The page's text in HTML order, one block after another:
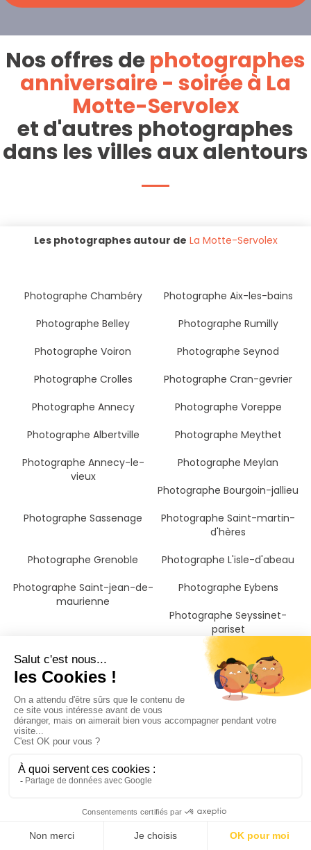
Nos offres dephotographes
anniversaire - soirée à La
Motte-Servolex
et d'autres photographes
dans les villes aux alentours
Les photographes autour de La Motte-Servolex
Photographe Chambéry
Photographe Aix-les-bains
Photographe Belley
Photographe Rumilly
Photographe Voiron
Photographe Seynod
Photographe Crolles
Photographe Cran-gevrier
Photographe Annecy
Photographe Voreppe
Photographe Albertville
Photographe Meythet
Photographe Annecy-le-
vieux
Photographe Meylan
Photographe Bourgoin-jallieu
Photographe Sassenage
Photographe Saint-martin-
d'hères
Photographe Grenoble
Photographe L'isle-d'abeau
Photographe Saint-jean-de-
maurienne
Photographe Eybens
Photographe Seyssinet-
pariset
Photographe Echirolles
Photographe Le pont-de-
claix
Photographe Bellegarde-sur-
valserine
Photographe Ambérieu-en-
Photographe Villefontaine
Photographe La roche-sur-
Photographe Bonneville
Photographe Sallanches
Photographe Cluses